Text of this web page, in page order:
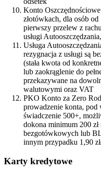
Konto
złotówkach, dla osób
pierwszy przelew z
usługi
Usługa
rezygnacja z usługi są
(stała kwota od
lub zaokrąglenie do
przekazywane na
walutowymi oraz VAT
PKO Konto za Zero
prowadzenie konta, pod
świadczenie 500+,
dokona minimum 200
bezgotówkowych lub
innym przypadku 1,90
Karty kredytowe